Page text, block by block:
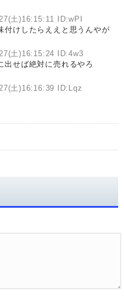
土)16:15:11 ID:wPI
付けしたらええと思うんやが
土)16:15:24 ID:4w3
出せば絶対に売れるやろ
土)16:16:39 ID:Lqz